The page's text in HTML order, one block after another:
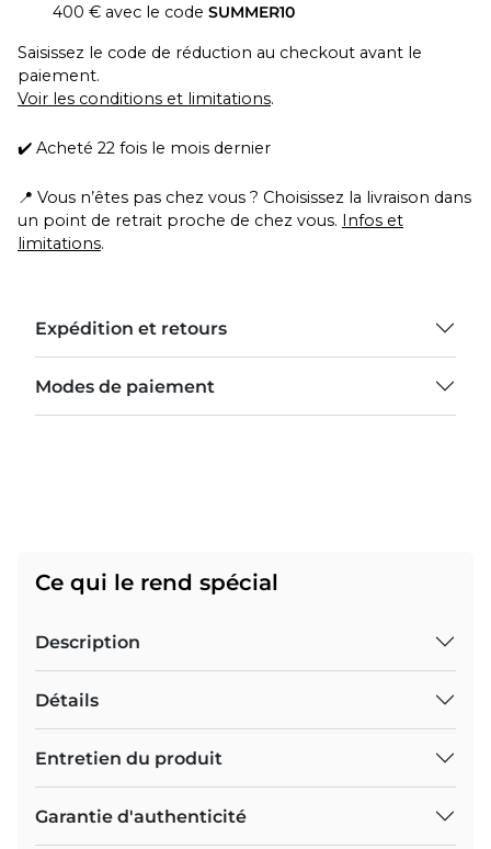
400 € avec le code SUMMER10
Saisissez le code de réduction au checkout avant le
paiement.
Voir les conditions et limitations.
✔️ Acheté 22 fois le mois dernier
📍 Vous n’êtes pas chez vous ? Choisissez la livraison dans
un point de retrait proche de chez vous. Infos et
limitations.
Expédition et retours
Modes de paiement
Ce qui le rend spécial
Description
Détails
Entretien du produit
Garantie d'authenticité